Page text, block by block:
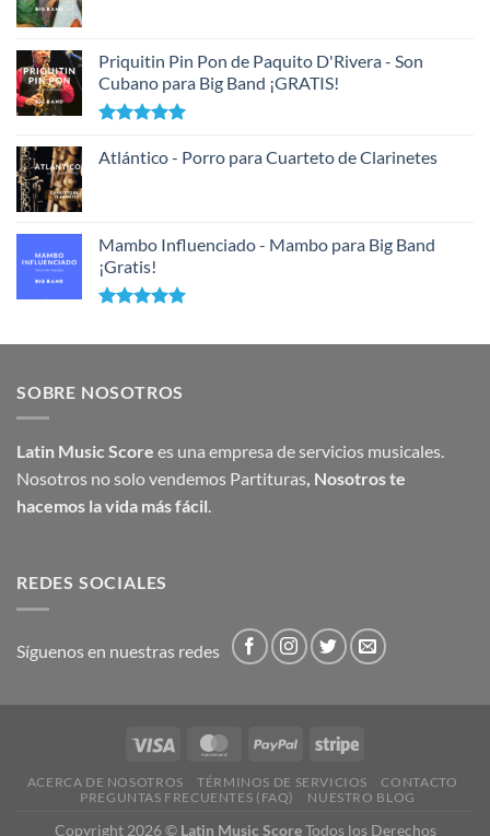
Priquitin Pin Pon de Paquito D'Rivera - Son
Cubano para Big Band ¡GRATIS!
con5.00
Atlántico - Porro para Cuarteto de Clarinetes
Mambo Influenciado - Mambo para Big Band
¡Gratis!
SOBRE NOSOTROS
Latin Music Score es una empresa de servicios musicales.
Nosotros no solo vendemos Partituras, Nosotros te
hacemos la vida más fácil.
REDES SOCIALES
Síguenos en nuestras redes
ACERCA DE NOSOTROS TÉRMINOS DE SERVICIOS
CONTACTO
PREGUNTAS FRECUENTES (FAQ)
NUESTRO BLOG
Copyright 2026 © Latin Music ScoreTodos los Derechos